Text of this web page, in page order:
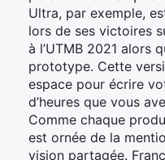
Ultra, par exemple,
lors de ses victoires
à l’UTMB 2021 alors
prototype. Cette
espace pour écrire
d’heures que vous
Comme chaque
est ornée de la
vision partagée.